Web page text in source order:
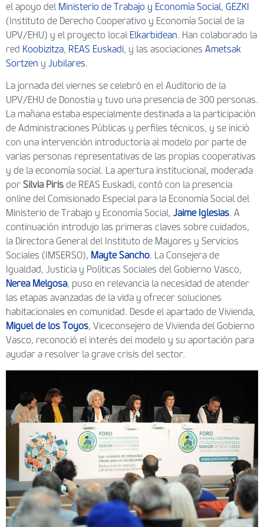
el apoyo del Ministerio de Trabajo y Economía Social, GEZKI
(Instituto de Derecho Cooperativo y Economía Social de la
UPV/EHU) y el proyecto local Elkarbidean. Han colaborado la
red Koobizitza, REAS Euskadi, y las asociaciones Ametsak
Sortzen y Jubilares.
La jornada del viernes se celebró en el Auditorio de la
UPV/EHU de Donostia y tuvo una presencia de 300 personas.
La mañana estaba especialmente destinada a la participación
de Administraciones Públicas y perfiles técnicos, y se inició
con una intervención introductoria al modelo por parte de
varias personas representativas de las propias cooperativas
y de la economía social. La apertura institucional, moderada
por Silvia Piris de REAS Euskadi, contó con la presencia
online del Comisionado Especial para la Economía Social del
Ministerio de Trabajo y Economía Social, Jaime Iglesias. A
continuación introdujo las primeras claves sobre cuidados,
la Directora General del Instituto de Mayores y Servicios
Sociales (IMSERSO), Mayte Sancho. La Consejera de
Igualdad, Justicia y Políticas Sociales del Gobierno Vasco,
Nerea Melgosa, puso en relevancia la necesidad de atender
las etapas avanzadas de la vida y ofrecer soluciones
habitacionales en comunidad. Desde el apartado de Vivienda,
Miguel de los Toyos, Viceconsejero de Vivienda del Gobierno
Vasco, reconoció el interés del modelo y su aportación para
ayudar a resolver la grave crisis del sector.